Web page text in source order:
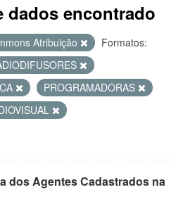
dados encontrado
Atribuição
Formatos:
PROGRAMADORAS
dos Agentes Cadastrados na